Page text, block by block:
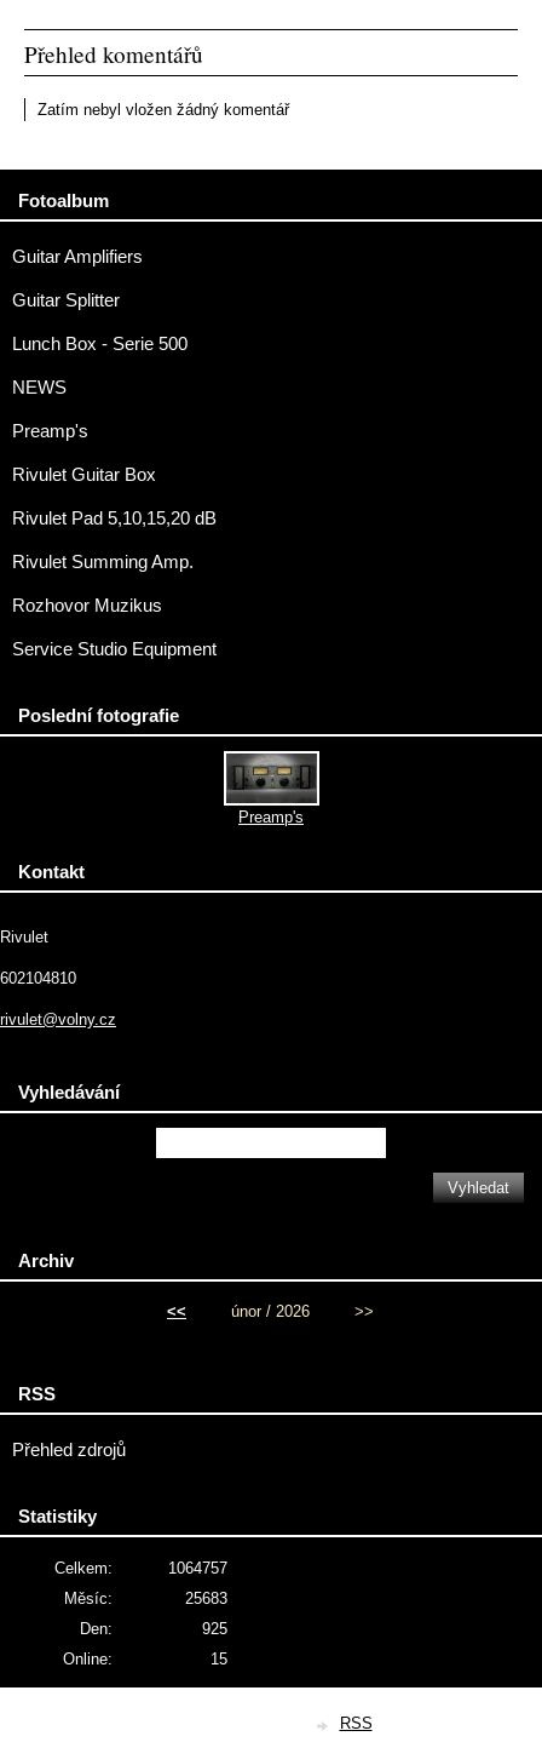
Přehled komentářů
Zatím nebyl vložen žádný komentář
Fotoalbum
Guitar Amplifiers
Guitar Splitter
Lunch Box - Serie 500
NEWS
Preamp's
Rivulet Guitar Box
Rivulet Pad 5,10,15,20 dB
Rivulet Summing Amp.
Rozhovor Muzikus
Service Studio Equipment
Poslední fotografie
Preamp's
Kontakt
Rivulet
602104810
rivulet@volny.cz
Vyhledávání
Archiv
<< únor / 2026 >>
RSS
Přehled zdrojů
Statistiky
Online: 15
Celkem:
1064757
Měsíc:
25683
Den:
925
RSS